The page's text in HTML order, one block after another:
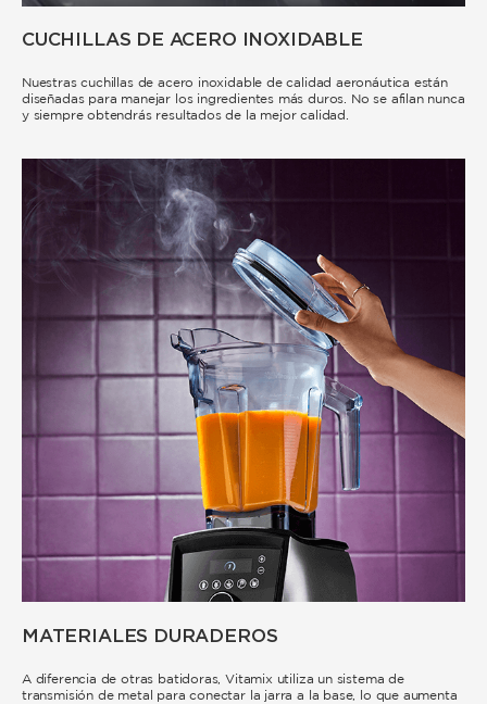
CUCHILLAS DE ACERO INOXIDABLE
Nuestras cuchillas de acero inoxidable de calidad aeronáutica están
diseñadas para manejar los ingredientes más duros. No se afilan nunca
y siempre obtendrás resultados de la mejor calidad.
MATERIALES DURADEROS
A diferencia de otras batidoras, Vitamix utiliza un sistema de
transmisión de metal para conectar la jarra a la base, lo que aumenta